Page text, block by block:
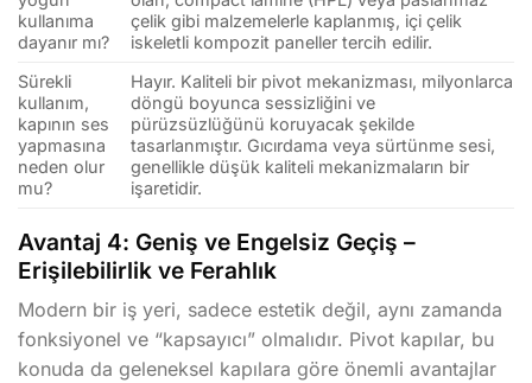
kullanıma
dayanır mı?
çelik gibi malzemelerle kaplanmış, içi çelik
iskeletli kompozit paneller tercih edilir.
Sürekli
kullanım,
kapının ses
yapmasına
neden olur
mu?
Hayır. Kaliteli bir pivot mekanizması, milyonlarca
döngü boyunca sessizliğini ve
pürüzsüzlüğünü koruyacak şekilde
tasarlanmıştır. Gıcırdama veya sürtünme sesi,
genellikle düşük kaliteli mekanizmaların bir
işaretidir.
Avantaj 4: Geniş ve Engelsiz Geçiş –
Erişilebilirlik ve Ferahlık
Modern bir iş yeri, sadece estetik değil, aynı zamanda
fonksiyonel ve “kapsayıcı” olmalıdır. Pivot kapılar, bu
konuda da geleneksel kapılara göre önemli avantajlar